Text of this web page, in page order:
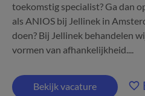
toekomstig specialist? Ga dan
als ANIOS bij Jellinek in
doen? Bij Jellinek behandelen
vormen van afhankelijkheid....
Bekijk vacature